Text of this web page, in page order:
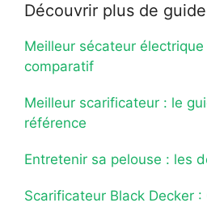
Découvrir plus de
Meilleur sécateur
comparatif
Meilleur scarificateur : le
référence
Entretenir sa pelouse : les
Scarificateur Black Decker